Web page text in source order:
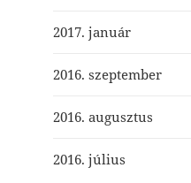
2017. január
2016. szeptember
2016. augusztus
2016. július